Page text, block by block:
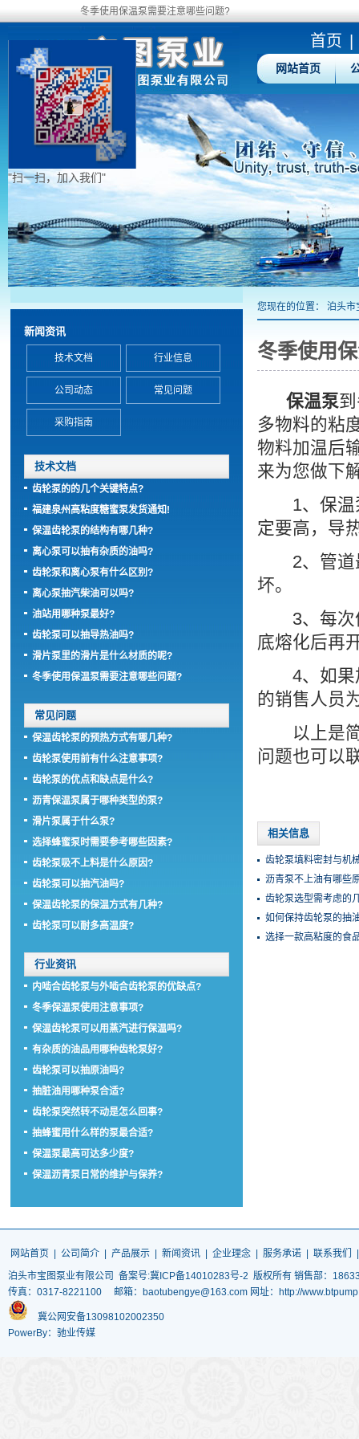
冬季使用保温泵需要注意哪些问题?
首页
网站首页
您现在的位置： 泊头市
冬季使用
保温泵
多物料的粘
物料加温后
来为您做下
1、保温泵
定要高，导
2、管道最
坏。
3、每次停
底熔化后再
4、如果加
的销售人员
以上是简
问题也可以
相关信息
齿轮泵填料密封与机
沥青泵不上油有哪些
齿轮泵选型需考虑的
如何保持齿轮泵的抽
选择一款高粘度的食
新闻资讯
技术文档 行业信息
公司动态 常见问题
采购指南
技术文档
齿轮泵的的几个关键特点?
福建泉州高粘度糖蜜泵发货通知!
保温齿轮泵的结构有哪几种?
离心泵可以抽有杂质的油吗?
齿轮泵和离心泵有什么区别?
离心泵抽汽柴油可以吗?
油站用哪种泵最好?
齿轮泵可以抽导热油吗?
滑片泵里的滑片是什么材质的呢?
冬季使用保温泵需要注意哪些问题?
常见问题
保温齿轮泵的预热方式有哪几种?
齿轮泵使用前有什么注意事项?
齿轮泵的优点和缺点是什么?
沥青保温泵属于哪种类型的泵?
滑片泵属于什么泵?
选择蜂蜜泵时需要参考哪些因素?
齿轮泵吸不上料是什么原因?
齿轮泵可以抽汽油吗?
保温齿轮泵的保温方式有几种?
齿轮泵可以耐多高温度?
行业资讯
内啮合齿轮泵与外啮合齿轮泵的优缺点?
冬季保温泵使用注意事项?
保温齿轮泵可以用蒸汽进行保温吗?
有杂质的油品用哪种齿轮泵好?
齿轮泵可以抽原油吗?
抽脏油用哪种泵合适?
齿轮泵突然转不动是怎么回事?
抽蜂蜜用什么样的泵最合适?
保温泵最高可达多少度?
保温沥青泵日常的维护与保养?
网站首页 公司简介 产品展示 新闻资讯 企业理念 服务承诺 联系我们
泊头市宝图泵业有限公司
备案号:冀ICP备14010283号-2 版权所有 销售部：
传真：0317-8221100 邮箱：baotubengye@163.com 网址：http://
冀公网安备13098102002350
PowerBy：驰业传媒
"扫一扫，加入我们"